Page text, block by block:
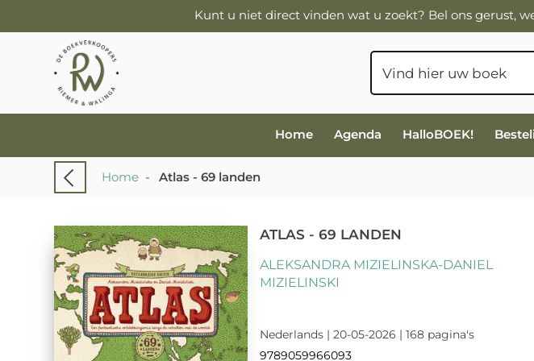
Kunt u niet direct vinden wat u zoekt? Bel ons gerust,
Home Agenda HalloBOEK!
Home - Atlas - 69 landen
ATLAS - 69 LANDEN
ALEKSANDRA MIZIELINSKA-DANIEL
MIZIELINSKI
Nederlands | 20-05-2026 | 168 pagina's
9789059966093